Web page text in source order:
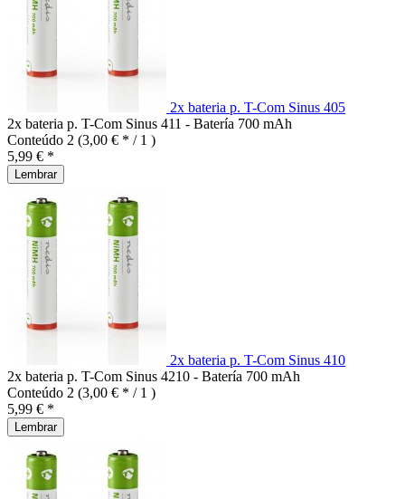
2x bateria p. T-Com Sinus 405
2x bateria p. T-Com Sinus 411 - Batería 700 mAh
Conteúdo 2 (3,00 € * / 1 )
5,99 € *
Lembrar
2x bateria p. T-Com Sinus 410
2x bateria p. T-Com Sinus 4210 - Batería 700 mAh
Conteúdo 2 (3,00 € * / 1 )
5,99 € *
Lembrar